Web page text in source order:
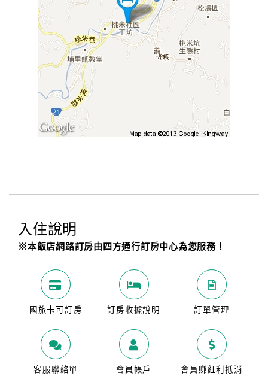
入住說明
※本飯店網路訂房由四方通行訂房中心為您服務！
國旅卡可訂房 訂房收據說明 訂單管理
客服聯絡單 會員帳戶
會員賺紅利抵消